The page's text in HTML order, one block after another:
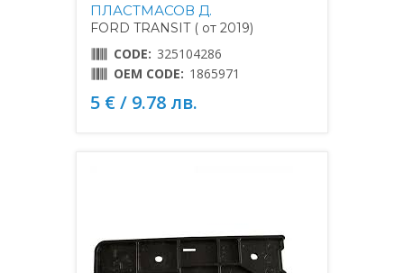
ПЛАСТМАСОВ Д.
FORD TRANSIT ( от 2019)
CODE: 325104286
OEM CODE: 1865971
5 € / 9.78 лв.